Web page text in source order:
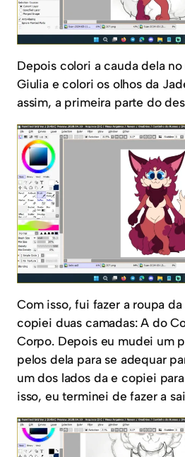
Depois colori a cauda dela
Giulia e colori os olhos da
assim, a primeira parte do
Com isso, fui fazer a roupa da
copiei duas camadas: A do
Corpo. Depois eu mudei um
pelos dela para se adequar
um dos lados da e copiei
isso, eu terminei de fazer a